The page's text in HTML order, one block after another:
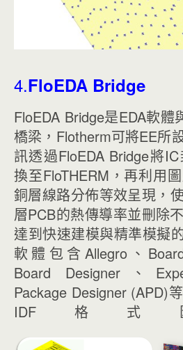
4.FloEDA Bridge
FloEDA Bridge是EDA軟體
橋梁，Flotherm可將EE所
訊透過FloEDA Bridge將
換至FloTHERM，再利用
銅層線路分佈等效呈現，
層PCB的熱傳導率並刪除
達到快速建模與精準模擬
軟體包含Allegro、
Board Designer、
Package Designer (APD)
IDF格式